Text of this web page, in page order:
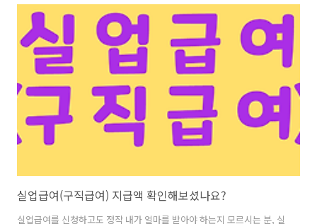
실업급여(구직급여) 지급액 확인해보셨나요?
실업급여를 신청하고도 정작 내가 얼마를 받아야 하는지 모르시는 분, 실